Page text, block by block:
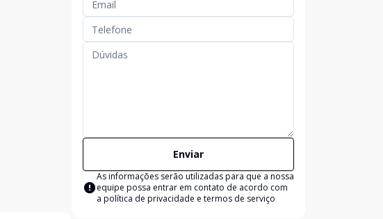
Enviar
As informações serão utilizadas para que a nossa
equipe possa entrar em contato de acordo com
a política de privacidade e termos de serviço